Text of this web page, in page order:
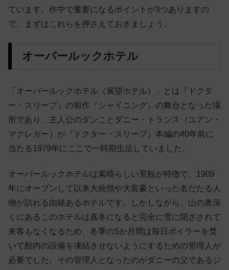
ています。作中で重要になるポイントが3つありますの
で、まずはこれらを押さえておきましょう。
オーバールックホテル
「オーバールックホテル（展望ホテル）」とは『ドクタ
ー・スリープ』の前作『シャイニング』の舞台となった場
所であり、主人公のダンことダニー・トランス（ユアン・
マクレガー）が『ドクター・スリープ』本編の40年前に
当たる1979年にここで一時期生活していました。
オーバールックホテルは素晴らしい景観が特徴で、1909
年にオープンして以来大統領や大富豪といった名だたる人
物が訪れる由緒あるホテルです。しかしながら、山の奥深
くにあるこのホテルは真冬になると完全に雪に閉ざされて
来客もなくなるため、冬季の5か月間は毎日ボイラーを焚
いて館内の設備を凍結させないようにするための管理人が
必要でした。その管理人となったのがダニーの父であるジ